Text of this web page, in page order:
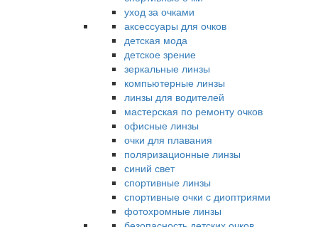
уход за очками
аксессуары для очков
детская мода
детское зрение
зеркальные линзы
компьютерные линзы
линзы для водителей
мастерская по ремонту очков
офисные линзы
очки для плавания
поляризационные линзы
синий свет
спортивные линзы
спортивные очки с диоптриями
фотохромные линзы